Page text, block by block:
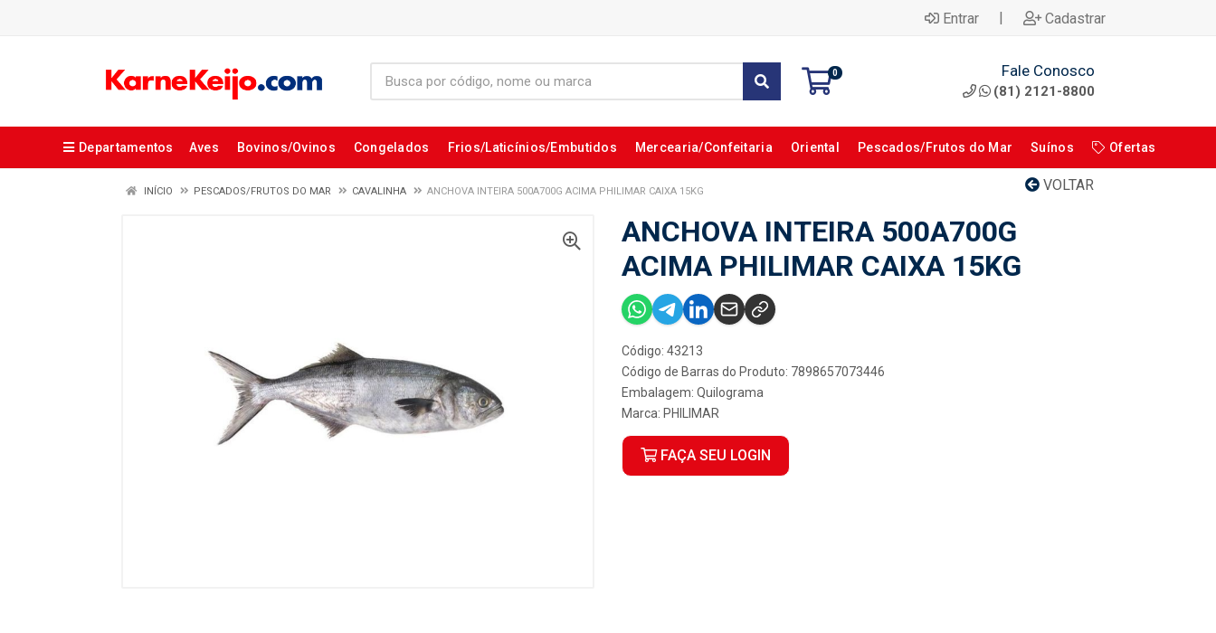
Entrar | Cadastrar
0 Fale Conosco
(81) 2121-8800
Departamentos Aves Bovinos/Ovinos Congelados Frios/Laticínios/Embutidos Mercearia/Confeitaria Oriental Pescados/Frutos do Mar Suínos Ofertas
VOLTAR
INÍCIO PESCADOS/FRUTOS DO MAR CAVALINHA ANCHOVA INTEIRA 500A700G ACIMA PHILIMAR CAIXA 15KG
ANCHOVA INTEIRA 500A700G
ACIMA PHILIMAR CAIXA 15KG
Código: 43213
Código de Barras do Produto: 7898657073446
Embalagem: Quilograma
Marca: PHILIMAR
FAÇA SEU LOGIN